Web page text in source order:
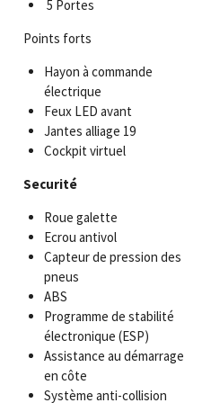
5 Portes
Points forts
Hayon à commande
électrique
Feux LED avant
Jantes alliage 19
Cockpit virtuel
Securité
Roue galette
Ecrou antivol
Capteur de pression des
pneus
ABS
Programme de stabilité
électronique (ESP)
Assistance au démarrage
en côte
Système anti-collision